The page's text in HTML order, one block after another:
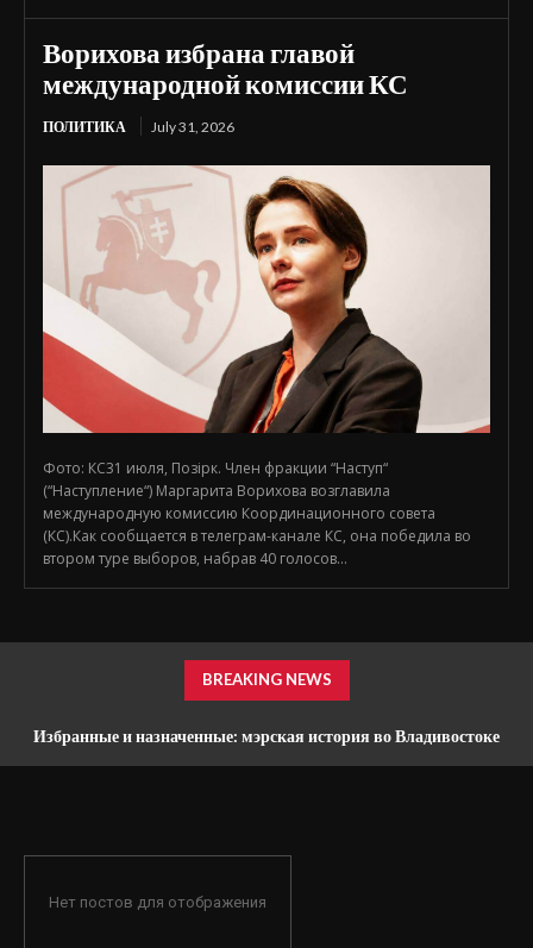
Ворихова избрана главой
международной комиссии КС
ПОЛИТИКА July 31, 2026
Фото: КС31 июля, Позірк. Член фракции “Наступ“
(“Наступление“) Маргарита Ворихова возглавила
международную комиссию Координационного совета
(КС).Как сообщается в телеграм-канале КС, она победила во
втором туре выборов, набрав 40 голосов...
BREAKING NEWS
Избранные и назначенные: мэрская история во Владивостоке
Нет постов для отображения